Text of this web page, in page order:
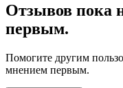
Отзывов пока
первым.
Помогите другим
мнением первым.